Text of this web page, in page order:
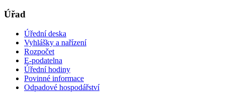
Úřad
Úřední deska
Vyhlášky a nařízení
Rozpočet
E-podatelna
Úřední hodiny
Povinné informace
Odpadové hospodářství